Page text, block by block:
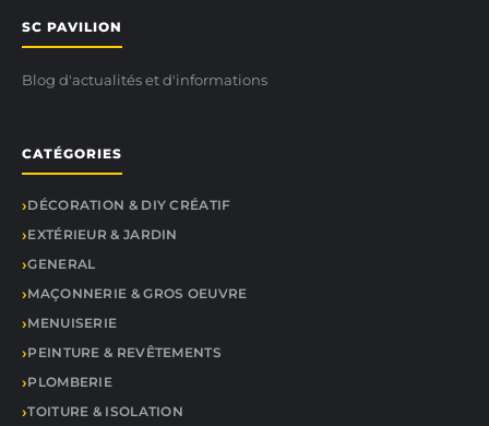
SC PAVILION
Blog d'actualités et d'informations
CATÉGORIES
DÉCORATION & DIY CRÉATIF
EXTÉRIEUR & JARDIN
GENERAL
MAÇONNERIE & GROS OEUVRE
MENUISERIE
PEINTURE & REVÊTEMENTS
PLOMBERIE
TOITURE & ISOLATION